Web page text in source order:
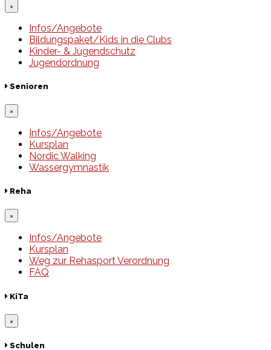
×
Infos/Angebote
Bildungspaket/Kids in die Clubs
Kinder- & Jugendschutz
Jugendordnung
Senioren
×
Infos/Angebote
Kursplan
Nordic Walking
Wassergymnastik
Reha
×
Infos/Angebote
Kursplan
Weg zur Rehasport Verordnung
FAQ
KiTa
×
Schulen